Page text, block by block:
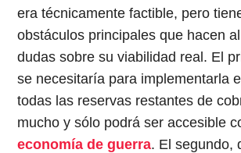
era técnicamente factible, pero
obstáculos principales que hacen
dudas sobre su viabilidad real. El
se necesitaría para implementarla
todas las reservas restantes de
mucho y sólo podrá ser accesible
economía de guerra. El segundo,